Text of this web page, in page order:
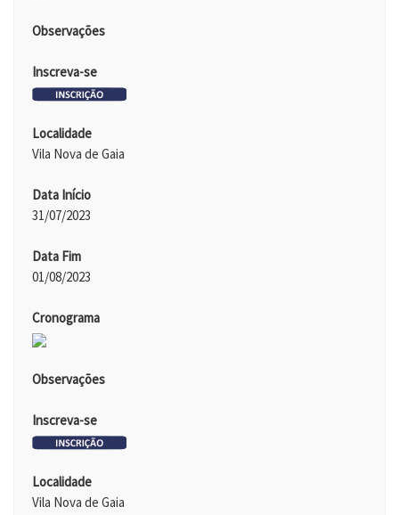
Observações
Inscreva-se
Localidade
Vila Nova de Gaia
Data Início
31/07/2023
Data Fim
01/08/2023
Cronograma
Observações
Inscreva-se
Localidade
Vila Nova de Gaia